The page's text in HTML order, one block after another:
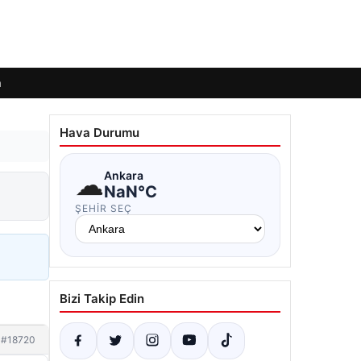
#18720
Hava Durumu
☁Ankara
NaN°C
ŞEHIR SEÇ
Bizi Takip Edin